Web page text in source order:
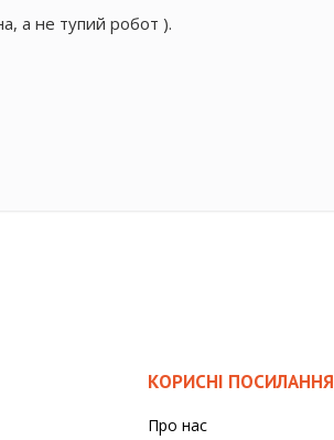
а не тупий робот ).
КОРИСНІ ПОСИЛАННЯ
Про нас